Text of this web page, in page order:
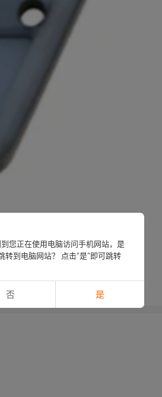
您正在使用电脑访问手机网站，是
转到电脑网站？ 点击“是”即可跳转
否 是